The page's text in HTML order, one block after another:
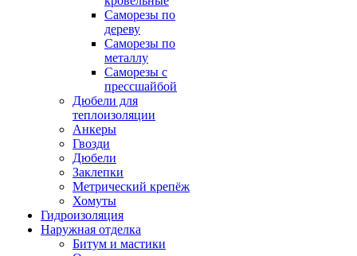
Саморезы по
дереву
Саморезы по
металлу
Саморезы с
прессшайбой
Дюбели для
теплоизоляции
Анкеры
Гвозди
Дюбели
Заклепки
Метрический крепёж
Хомуты
Гидроизоляция
Наружная отделка
Битум и мастики